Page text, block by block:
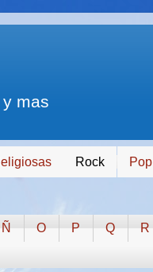
mas
Rock Pop
Ñ O P Q R